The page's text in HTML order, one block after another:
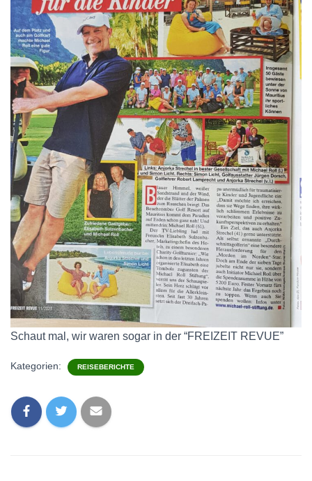
Schaut mal, wir waren sogar in der “FREIZEIT REVUE”
Kategorien: REISEBERICHTE